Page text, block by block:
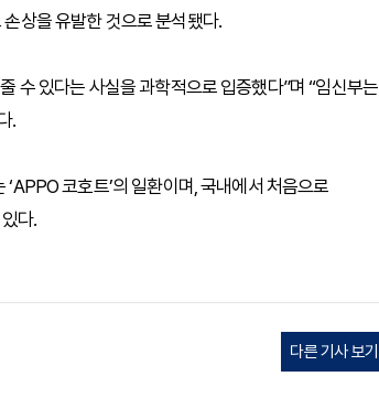
상을 유발한 것으로 분석됐다.
수 있다는 사실을 과학적으로 입증했다”며 “임신부는
.
코호트’의 일환이며, 국내에서 처음으로
다.
다른 기사 보기